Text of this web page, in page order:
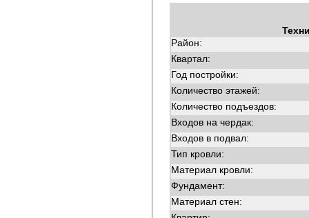
Район:
Квартал:
Год постройки:
Количество этажей:
Количество подъездов:
Входов на чердак:
Входов в подвал:
Тип кровли:
Материал кровли:
Фундамент:
Материал стен: